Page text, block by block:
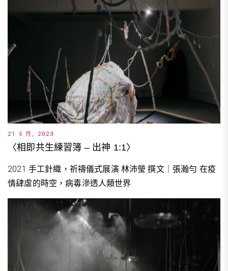
21 5 月, 2023
〈相即共生練習簿 – 出神 1:1〉
2021 手工針織，祈禱儀式展演 林沛瑩 撰文｜張瀚勻 在疫
情肆虐的時空，病毒滲透人類世界